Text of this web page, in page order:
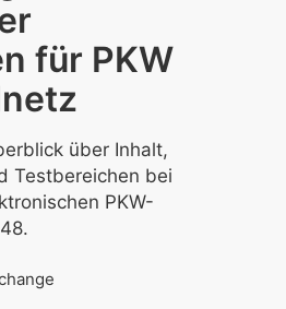
für PKW
über Inhalt,
Testbereichen bei
PKW-